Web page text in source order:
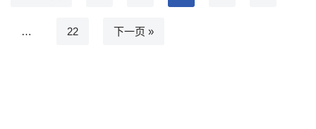
… 22 下一页 »